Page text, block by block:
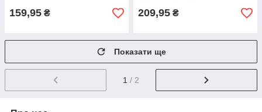
159,95 ₴ 209,95 ₴
Показати ще
1 / 2